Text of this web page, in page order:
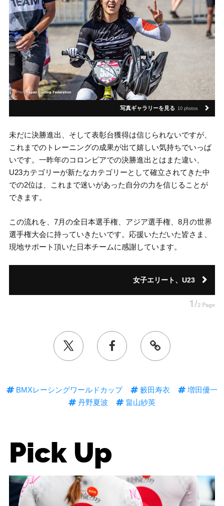
写真ギャラリーを見る 10 photos
未だに決勝進出、そして表彰台獲得は信じられないですが、
これまでのトレーニングの成果が出て嬉しい気持ちでいっぱ
いです。一昨年のコロンビアでの決勝進出とはまた違い、
U23カテゴリーが新たなカテゴリーとして確立されてきた中
での2位は、これまで迷いがあった自分の力を信じることが
できます。
この流れを、7月の全日本選手権、アジア選手権、8月の世界
選手権大会に持っていきたいです。応援いただいた皆さま、
現地サポート頂いた日本チームに感謝しています。
女子エリート、U23
1/2 Page
BMXレーシングワールドカップ 籔田寿衣
増田優一
丹野夏波
畠山紗英
Pick Up